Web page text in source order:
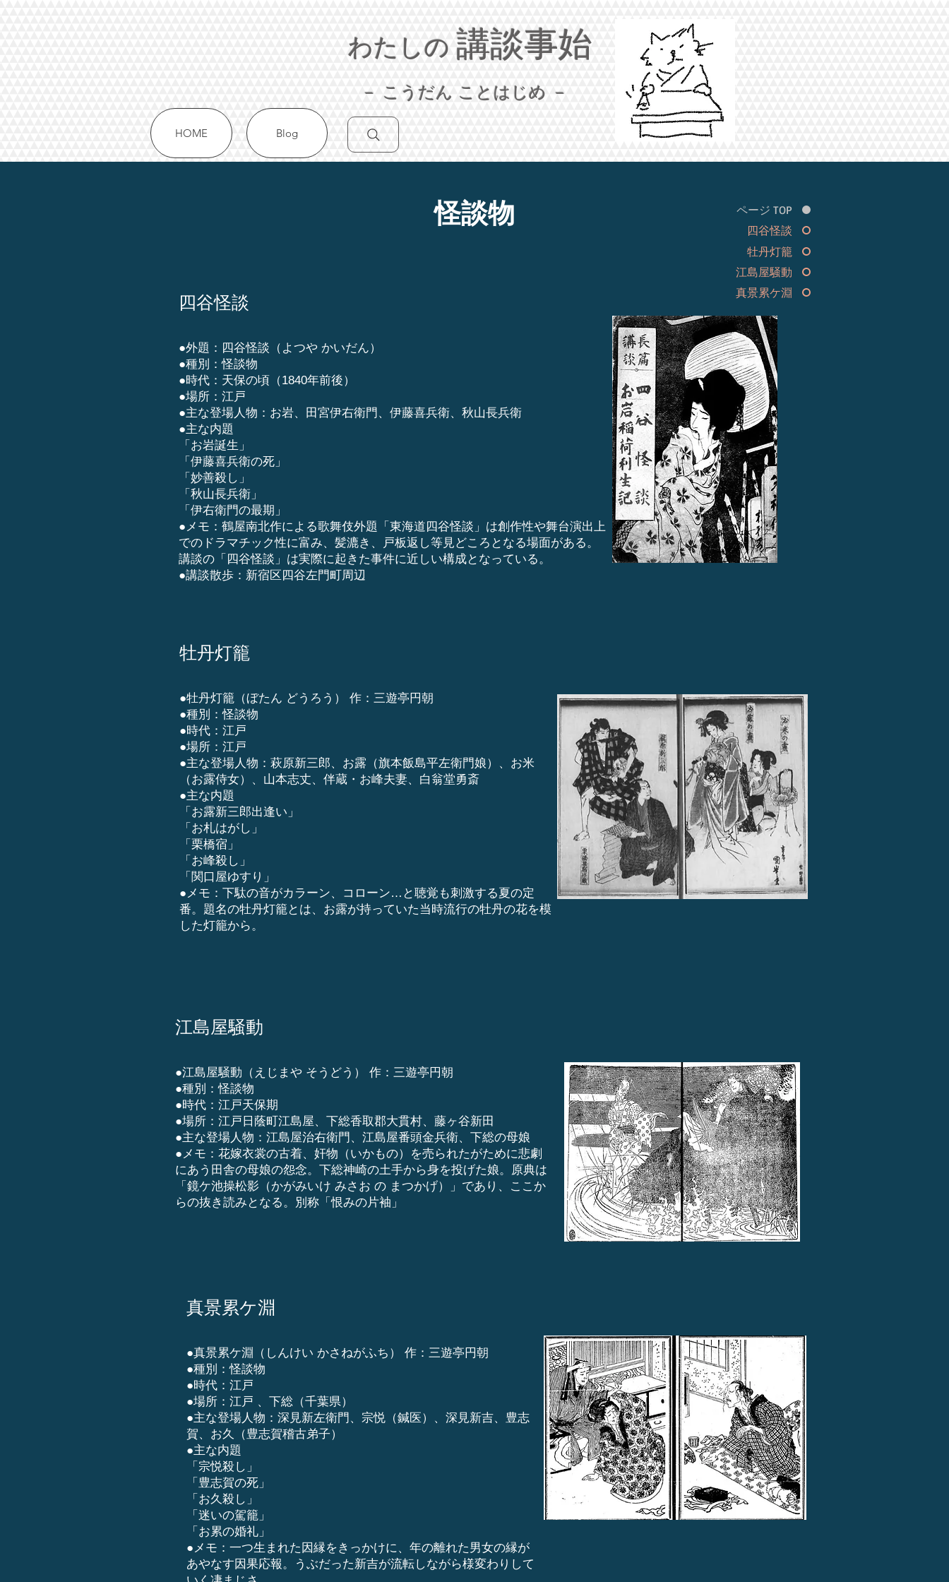
わたしの講談事始
－ こうだん ことはじめ －
HOME Blog
怪談物
四谷怪談
●外題：四谷怪談（よつや かいだん）
●種別：怪談物
●時代：天保の頃（1840年前後）
●場所：江戸
●主な登場人物：お岩、田宮伊右衛門、伊藤喜兵衛、秋山長兵衛
●主な内題
「お岩誕生」
「伊藤喜兵衛の死」
「妙善殺し」
「秋山長兵衛」
「伊右衛門の最期」
●メモ：鶴屋南北作による歌舞伎外題「東海道四谷怪談」は創作性や舞台演出上
でのドラマチック性に富み、髪漉き、戸板返し等見どころとなる場面がある。
講談の「四谷怪談」は実際に起きた事件に近しい構成となっている。
●講談散歩：新宿区四谷左門町周辺
ページ TOP
四谷怪談
牡丹灯籠
江島屋騒動
真景累ケ淵
牡丹灯籠
●牡丹灯籠（ぼたん どうろう） 作：三遊亭円朝
●種別：怪談物
●時代： ​江戸
●場所：江戸
●主な登場人物：萩原新三郎、お露（旗本飯島平左衛門娘）、お米
（お露侍女）、山本志丈、伴蔵・お峰夫妻、白翁堂勇斎
●主な内題
「お露新三郎出逢い」
「お札はがし」
「栗橋宿」
「お峰殺し」
「関口屋ゆすり」
●メモ：下駄の音がカラーン、コローン…と聴覚も刺激する夏の定
番。題名の牡丹灯籠とは、お露が持っていた当時流行の牡丹の花を模
した灯籠から。
江島屋騒動
●江島屋騒動（えじまや そうどう） 作：三遊亭円朝
●種別：怪談物
●時代：江戸天保期
●場所：江戸日蔭町江島屋、下総香取郡大貫村、藤ヶ谷新田
●主な登場人物：江島屋治右衛門、江島屋番頭金兵衛、下総の母娘
●メモ：花嫁衣裳の古着、奸物（いかもの）を売られたがために悲劇
にあう田舎の母娘の怨念。下総神崎の土手から身を投げた娘。原典は
「鏡ケ池操松影（かがみいけ みさお の まつかげ）」であり、ここか
らの抜き読みとなる。
​別称「恨みの片袖」
真景累ケ淵
●真景累ケ淵（しんけい かさねがふち） 作：三遊亭円朝
●種別：怪談物
●時代：江戸
●場所：江戸 、下総（千葉県）
●主な登場人物：深見新左衛門、宗悦（鍼医）、深見新吉、豊志
賀、お久（豊志賀稽古弟子）
●主な内題
「宗悦殺し」
「豊志賀の死」
「お久殺し」
「迷いの駕籠」
「お累の婚礼」
●メモ：一つ生まれた因縁をきっかけに、年の離れた男女の縁が
あやなす因果応報。うぶだった新吉が流転しながら様変わりして